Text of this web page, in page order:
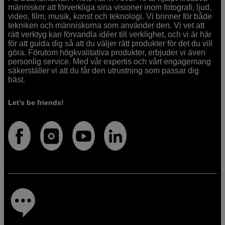
människor att förverkliga sina visioner inom fotografi, ljud,
video, film, musik, konst och teknologi. Vi brinner för både
tekniken och människorna som använder den. Vi vet att
rätt verktyg kan förvandla idéer till verklighet, och vi är här
för att guida dig så att du väljer rätt produkter för det du vill
göra. Förutom högkvalitativa produkter, erbjuder vi även
personlig service. Med vår expertis och vårt engagemang
säkerställer vi att du får den utrustning som passar dig
bäst.
Let's be friends!